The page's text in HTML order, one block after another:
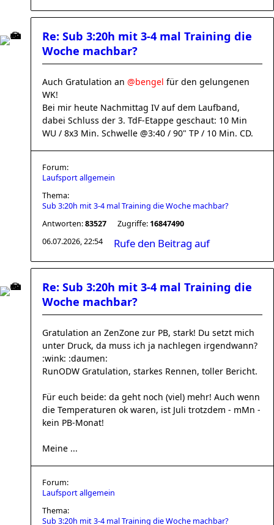
Re: Sub 3:20h mit 3-4 mal Training die
Woche machbar?
Auch Gratulation an @bengel für den gelungenen
WK!
Bei mir heute Nachmittag IV auf dem Laufband,
dabei Schluss der 3. TdF-Etappe geschaut: 10 Min
WU / 8x3 Min. Schwelle @3:40 / 90" TP / 10 Min. CD.
Forum:
Laufsport allgemein
Thema:
Sub 3:20h mit 3-4 mal Training die Woche machbar?
Antworten:83527 Zugriffe: 16847490
06.07.2026, 22:54
Rufe den Beitrag auf
Re: Sub 3:20h mit 3-4 mal Training die
Woche machbar?
Gratulation an ZenZone zur PB, stark! Du setzt mich
unter Druck, da muss ich ja nachlegen irgendwann?
:wink: :daumen:
RunODW Gratulation, starkes Rennen, toller Bericht.
Für euch beide: da geht noch (viel) mehr! Auch wenn
die Temperaturen ok waren, ist Juli trotzdem - mMn -
kein PB-Monat!
Meine ...
Forum:
Laufsport allgemein
Thema:
Sub 3:20h mit 3-4 mal Training die Woche machbar?